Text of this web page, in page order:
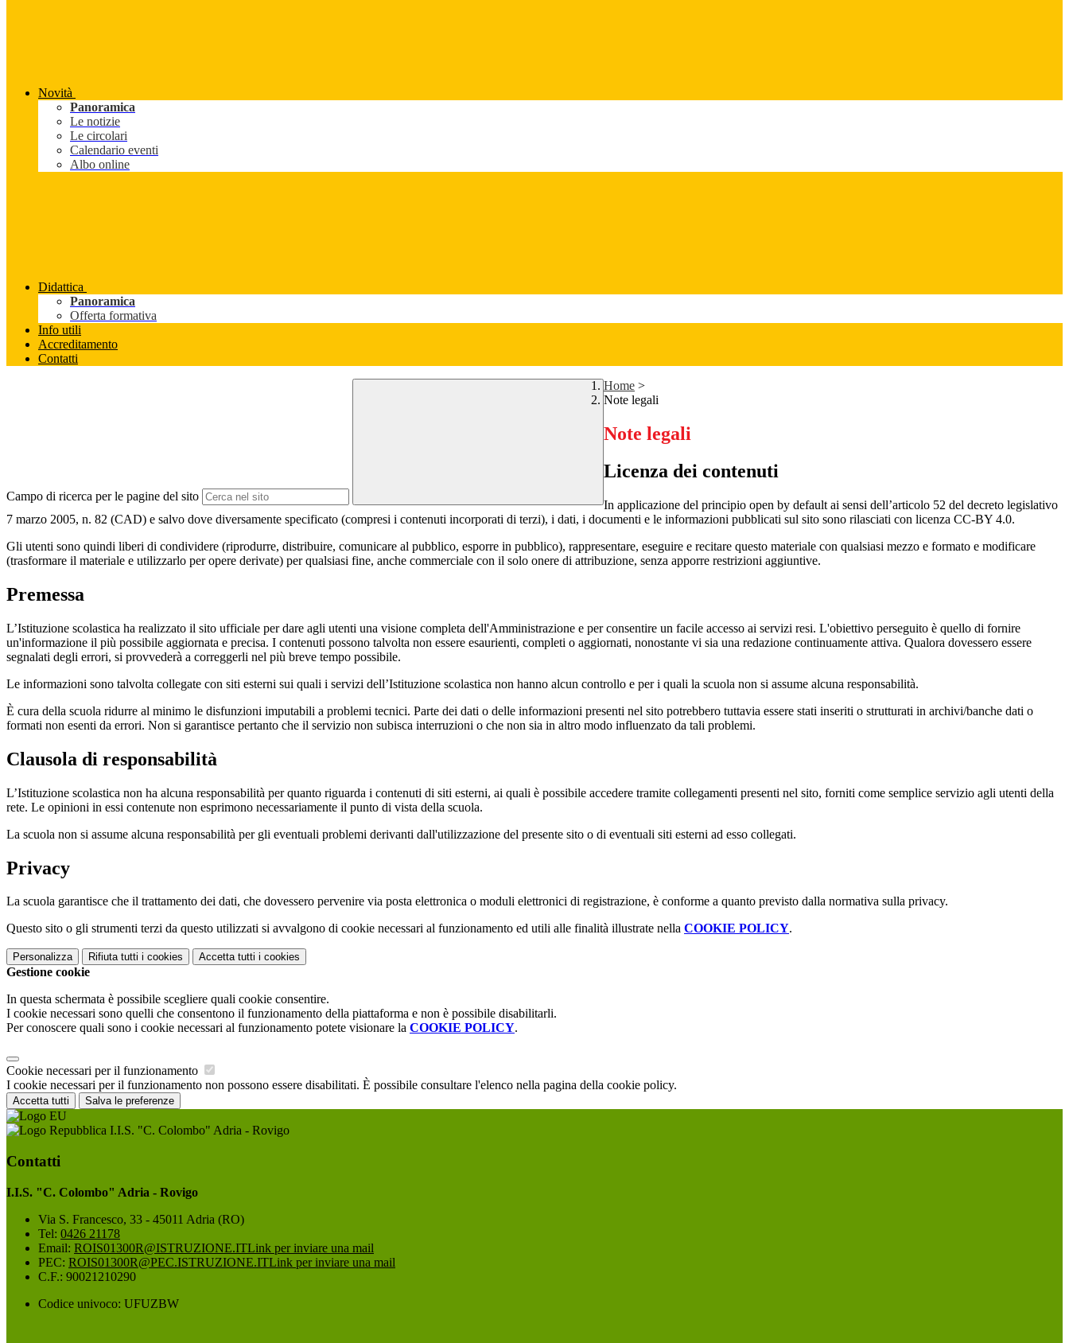
Novità
Panoramica
Le notizie
Le circolari
Calendario eventi
Albo online
Didattica
Panoramica
Offerta formativa
Info utili
Accreditamento
Contatti
Campo di ricerca per le pagine del sito
Home >
Note legali
Note legali
Licenza dei contenuti
In applicazione del principio open by default ai sensi dell’articolo 52 del decreto legislativo
7 marzo 2005, n. 82 (CAD) e salvo dove diversamente specificato (compresi i contenuti incorporati di terzi), i dati, i documenti e le informazioni pubblicati sul sito sono rilasciati con licenza CC-BY 4.0.
Gli utenti sono quindi liberi di condividere (riprodurre, distribuire, comunicare al pubblico, esporre in pubblico), rappresentare, eseguire e recitare questo materiale con qualsiasi mezzo e formato e modificare
(trasformare il materiale e utilizzarlo per opere derivate) per qualsiasi fine, anche commerciale con il solo onere di attribuzione, senza apporre restrizioni aggiuntive.
Premessa
L’Istituzione scolastica ha realizzato il sito ufficiale per dare agli utenti una visione completa dell'Amministrazione e per consentire un facile accesso ai servizi resi. L'obiettivo perseguito è quello di fornire
un'informazione il più possibile aggiornata e precisa. I contenuti possono talvolta non essere esaurienti, completi o aggiornati, nonostante vi sia una redazione continuamente attiva. Qualora dovessero essere
segnalati degli errori, si provvederà a correggerli nel più breve tempo possibile.
Le informazioni sono talvolta collegate con siti esterni sui quali i servizi dell’Istituzione scolastica non hanno alcun controllo e per i quali la scuola non si assume alcuna responsabilità.
È cura della scuola ridurre al minimo le disfunzioni imputabili a problemi tecnici. Parte dei dati o delle informazioni presenti nel sito potrebbero tuttavia essere stati inseriti o strutturati in archivi/banche dati o
formati non esenti da errori. Non si garantisce pertanto che il servizio non subisca interruzioni o che non sia in altro modo influenzato da tali problemi.
Clausola di responsabilità
L’Istituzione scolastica non ha alcuna responsabilità per quanto riguarda i contenuti di siti esterni, ai quali è possibile accedere tramite collegamenti presenti nel sito, forniti come semplice servizio agli utenti della
rete. Le opinioni in essi contenute non esprimono necessariamente il punto di vista della scuola.
La scuola non si assume alcuna responsabilità per gli eventuali problemi derivanti dall'utilizzazione del presente sito o di eventuali siti esterni ad esso collegati.
Privacy
La scuola garantisce che il trattamento dei dati, che dovessero pervenire via posta elettronica o moduli elettronici di registrazione, è conforme a quanto previsto dalla normativa sulla privacy.
Questo sito o gli strumenti terzi da questo utilizzati si avvalgono di cookie necessari al funzionamento ed utili alle finalità illustrate nella COOKIE POLICY.
Personalizza Rifiuta tutti i cookies Accetta tutti i cookies
Gestione cookie
In questa schermata è possibile scegliere quali cookie consentire.
I cookie necessari sono quelli che consentono il funzionamento della piattaforma e non è possibile disabilitarli.
Per conoscere quali sono i cookie necessari al funzionamento potete visionare la COOKIE POLICY.
Cookie necessari per il funzionamento
I cookie necessari per il funzionamento non possono essere disabilitati. È possibile consultare l'elenco nella pagina della cookie policy.
Accetta tutti Salva le preferenze
I.I.S. "C. Colombo" Adria - Rovigo
Contatti
I.I.S. "C. Colombo" Adria - Rovigo
Via S. Francesco, 33 - 45011 Adria (RO)
Tel: 0426 21178
Email: ROIS01300R@ISTRUZIONE.ITLink per inviare una mail
PEC: ROIS01300R@PEC.ISTRUZIONE.ITLink per inviare una mail
C.F.: 90021210290
Codice univoco: UFUZBW